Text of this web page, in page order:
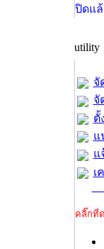
ปิดแล้
utility
จั
จั
ตั้
แ
แ
เ
คลิ๊กที่